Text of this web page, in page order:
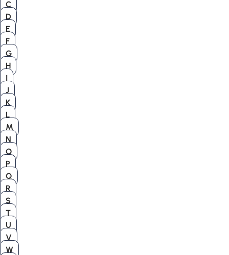
C
D
E
F
G
H
I
J
K
L
M
N
O
P
Q
R
S
T
U
V
W